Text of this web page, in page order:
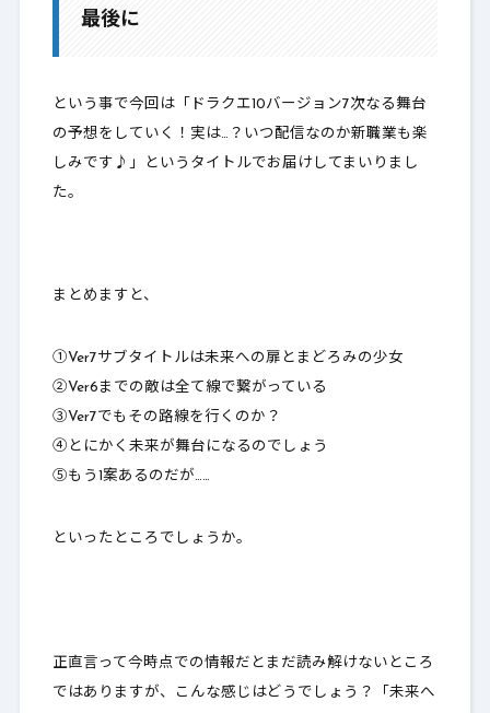
最後に
という事で今回は「ドラクエ10バージョン7次なる舞台
の予想をしていく！実は…？いつ配信なのか新職業も楽
しみです♪」というタイトルでお届けしてまいりまし
た。
まとめますと、
①Ver7サブタイトルは未来への扉とまどろみの少女
②Ver6までの敵は全て線で繋がっている
③Ver7でもその路線を行くのか？
④とにかく未来が舞台になるのでしょう
⑤もう1案あるのだが……
といったところでしょうか。
正直言って今時点での情報だとまだ読み解けないところ
ではありますが、こんな感じはどうでしょう？「未来へ